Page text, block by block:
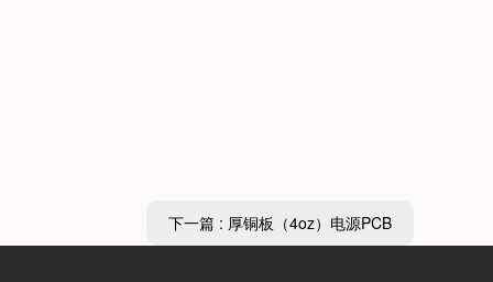
下一篇 : 厚铜板（4oz）电源PCB